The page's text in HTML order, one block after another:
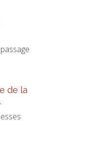
de la